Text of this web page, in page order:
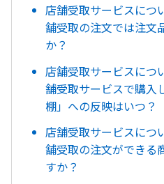
店舗受取サービスにつ
舗受取の注文では注文
か？
店舗受取サービスにつ
舗受取サービスで購入
棚」への反映はいつ？
店舗受取サービスにつ
舗受取の注文ができる
すか？